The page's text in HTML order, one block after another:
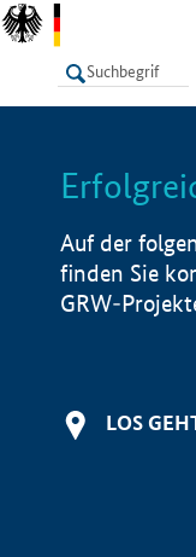
LISTE
Auf der
finden Sie
GRW-
LOS